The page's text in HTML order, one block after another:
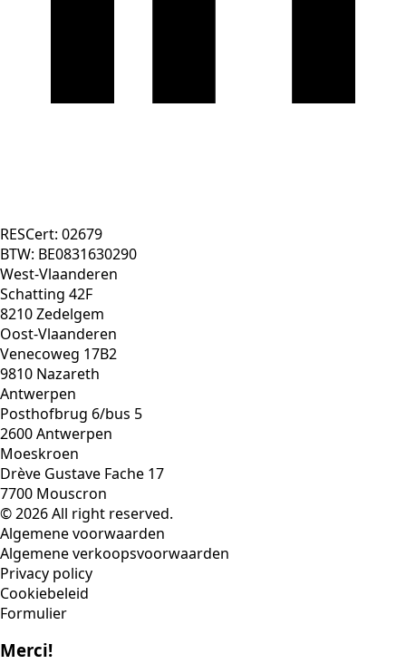
RESCert: 02679
BTW: BE0831630290
West-Vlaanderen
Schatting 42F
8210 Zedelgem
Oost-Vlaanderen
Venecoweg 17B2
9810 Nazareth
Antwerpen
Posthofbrug 6/bus 5
2600 Antwerpen
Moeskroen
Drève Gustave Fache 17
7700 Mouscron
© 2026 All right reserved.
Algemene voorwaarden
Algemene verkoopsvoorwaarden
Privacy policy
Cookiebeleid
Formulier
Merci!